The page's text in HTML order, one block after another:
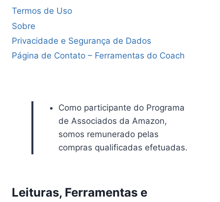
Termos de Uso
Sobre
Privacidade e Segurança de Dados
Página de Contato – Ferramentas do Coach
Como participante do Programa
de Associados da Amazon,
somos remunerado pelas
compras qualificadas efetuadas.
Leituras, Ferramentas e